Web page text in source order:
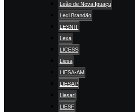
Leão de Nova Iguaçu
Leci Brandão
LESNIT
Lexa
LICESS
Liesa
LIESA-AM
LIESAP
Liesarj
LIESF